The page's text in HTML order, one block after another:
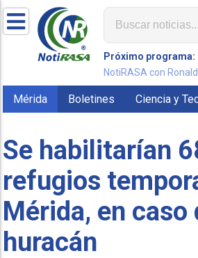
Próximo programa:
NotiRASA con
Mérida Boletines Ciencia y
Se habilitarían
refugios
Mérida, en caso
huracán